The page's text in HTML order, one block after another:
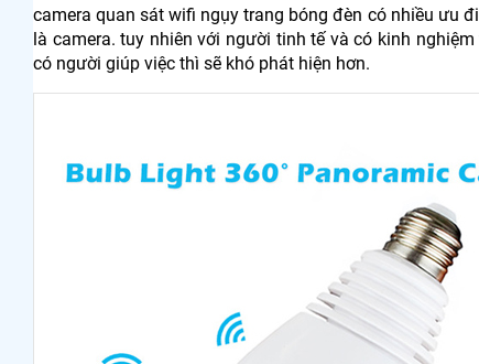
camera quan sát wifi ngụy trang bóng đèn có nhiều ưu
là camera. tuy nhiên với người tinh tế và có kinh
có người giúp việc thì sẽ khó phát hiện hơn.